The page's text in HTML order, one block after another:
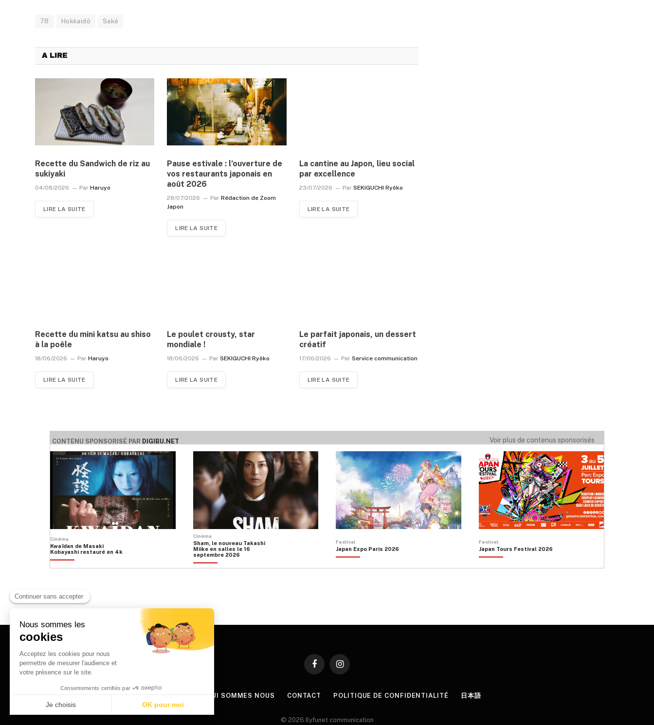
78 Hokkaidô Saké
A LIRE
Recette du Sandwich de riz au
sukiyaki
04/08/2026 Par Haruyo
LIRE LA SUITE
Pause estivale : l’ouverture de
vos restaurants japonais en
août 2026
28/07/2026 Par Rédaction de Zoom
Japon
LIRE LA SUITE
La cantine au Japon, lieu social
par excellence
23/07/2026 Par SEKIGUCHI Ryôko
LIRE LA SUITE
Recette du mini katsu au shiso
à la poêle
18/06/2026 Par Haruyo
LIRE LA SUITE
Le poulet crousty, star
mondiale !
18/06/2026 Par SEKIGUCHI Ryôko
LIRE LA SUITE
Le parfait japonais, un dessert
créatif
17/06/2026 Par Service communication
LIRE LA SUITE
CONTENU SPONSORISÉ PAR DIGIBU.NET Voir plus de contenus sponsorisés
Cinéma
Kwaïdan de Masaki
Kobayashi restauré en 4k
Cinéma
Sham, le nouveau Takashi
Miike en salles le 16
septembre 2026
Festival
Japan Expo Paris 2026
Festival
Japan Tours Festival 2026
FacebookInstagram
QUI SOMMES NOUS CONTACT POLITIQUE DE CONFIDENTIALITÉ 日本語
© 2026 Ilyfunet communication